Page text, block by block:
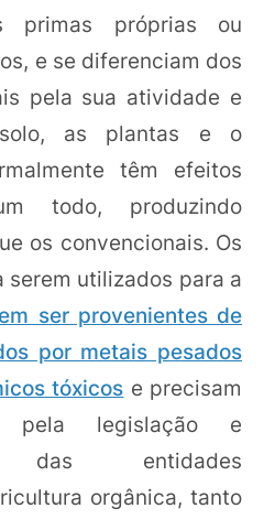
primas próprias ou
e se diferenciam dos
pela sua atividade e
as plantas e o
têm efeitos
todo, produzindo
os convencionais. Os
utilizados para a
ser provenientes de
por metais pesados
tóxicos e precisam
pela legislação e
das entidades
orgânica, tanto